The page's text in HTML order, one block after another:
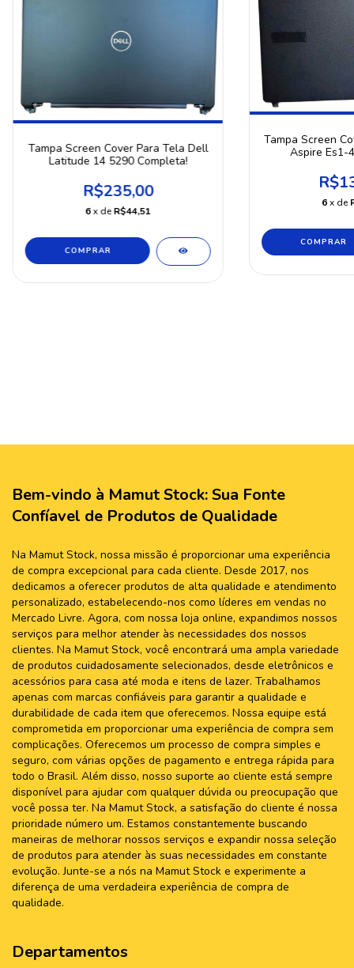
Tampa Screen Cover Para Tela Dell
Latitude 14 5290 Completa!
R$235,00
6x deR$44,51
COMPRAR
Tampa Screen
Aspire Es1-
6 x de
COMPRAR
Bem-vindo à Mamut Stock: Sua Fonte
Confíavel de Produtos de Qualidade
Na Mamut Stock, nossa missão é proporcionar uma experiência
de compra excepcional para cada cliente. Desde 2017, nos
dedicamos a oferecer produtos de alta qualidade e atendimento
personalizado, estabelecendo-nos como líderes em vendas no
Mercado Livre. Agora, com nossa loja online, expandimos nossos
serviços para melhor atender às necessidades dos nossos
clientes. Na Mamut Stock, você encontrará uma ampla variedade
de produtos cuidadosamente selecionados, desde eletrônicos e
acessórios para casa até moda e itens de lazer. Trabalhamos
apenas com marcas confiáveis para garantir a qualidade e
durabilidade de cada item que oferecemos. Nossa equipe está
comprometida em proporcionar uma experiência de compra sem
complicações. Oferecemos um processo de compra simples e
seguro, com várias opções de pagamento e entrega rápida para
todo o Brasil. Além disso, nosso suporte ao cliente está sempre
disponível para ajudar com qualquer dúvida ou preocupação que
você possa ter. Na Mamut Stock, a satisfação do cliente é nossa
prioridade número um. Estamos constantemente buscando
maneiras de melhorar nossos serviços e expandir nossa seleção
de produtos para atender às suas necessidades em constante
evolução. Junte-se a nós na Mamut Stock e experimente a
diferença de uma verdadeira experiência de compra de
qualidade.
Departamentos